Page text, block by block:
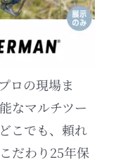
ロの現場ま
なマルチツー
こでも、頼れ
だわり25年保